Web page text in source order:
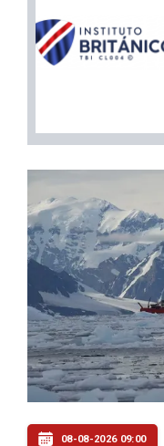
08-08-2026 09:00